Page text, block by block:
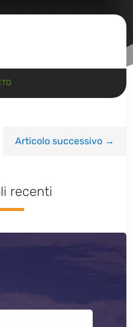
Articolo successivo→
recenti